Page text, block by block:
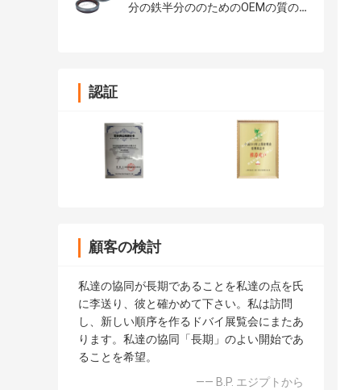
分の鉄半分ののためのOEMの質の
認証
顧客の検討
私達の協同が長期であることを私達の点を氏
に李送り、彼と確かめて下さい。私は訪問
し、新しい順序を作るドバイ展覧会にまたあ
ります。私達の協同「長期」のよい開始であ
ることを希望。
—— B.P. エジプトから